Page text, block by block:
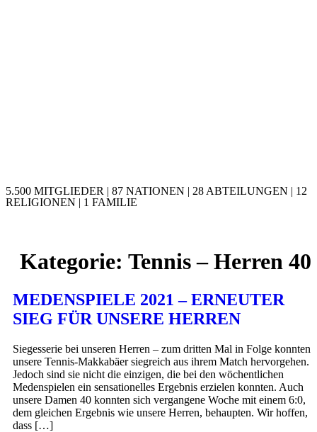
5.500 MITGLIEDER | 87 NATIONEN | 28 ABTEILUNGEN | 12
RELIGIONEN | 1 FAMILIE
Kategorie: Tennis – Herren 40
MEDENSPIELE 2021 – ERNEUTER
SIEG FÜR UNSERE HERREN
Siegesserie bei unseren Herren – zum dritten Mal in Folge konnten
unsere Tennis-Makkabäer siegreich aus ihrem Match hervorgehen.
Jedoch sind sie nicht die einzigen, die bei den wöchentlichen
Medenspielen ein sensationelles Ergebnis erzielen konnten. Auch
unsere Damen 40 konnten sich vergangene Woche mit einem 6:0,
dem gleichen Ergebnis wie unsere Herren, behaupten. Wir hoffen,
dass […]